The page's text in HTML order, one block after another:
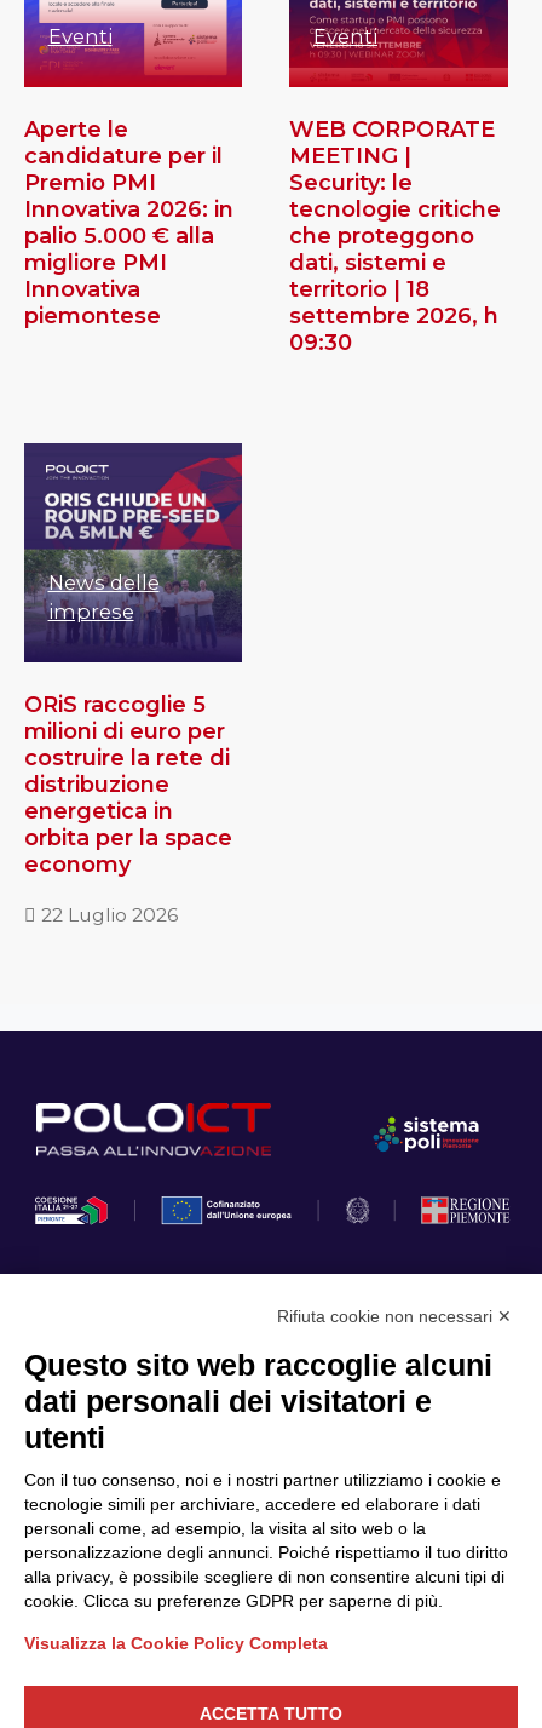
Eventi
Aperte le
candidature per il
Premio PMI
Innovativa 2026: in
palio 5.000 € alla
migliore PMI
Innovativa
piemontese
Eventi
WEB CORPORATE
MEETING |
Security: le
tecnologie critiche
che proteggono
dati, sistemi e
territorio | 18
settembre 2026, h
09:30
News delle
imprese
ORiS raccoglie 5
milioni di euro per
costruire la rete di
distribuzione
energetica in
orbita per la space
economy
22 Luglio 2026
Cookie Policy
Scopri il Polo
Partner
Finanziamenti e bandi
Internazionalizzazione
News & Eventi
Privacy
Seguici
Rifiuta cookie non necessari ✕
Questo sito web raccoglie alcuni
dati personali dei visitatori e
utenti
Con il tuo consenso, noi e i nostri partner utilizziamo i cookie e
tecnologie simili per archiviare, accedere ed elaborare i dati
personali come, ad esempio, la visita al sito web o la
personalizzazione degli annunci. Poiché rispettiamo il tuo diritto
alla privacy, è possibile scegliere di non consentire alcuni tipi di
cookie. Clicca su preferenze GDPR per saperne di più.
Visualizza la Cookie Policy Completa
ACCETTA TUTTO